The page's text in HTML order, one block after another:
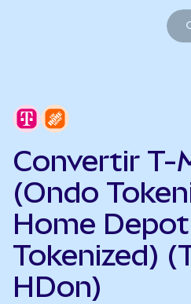
Convertir T-
(Ondo
Home
Tokenized)
HDon)